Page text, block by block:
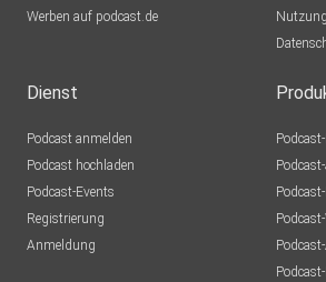
Werben auf podcast.de
Dienst
Podcast anmelden
Podcast hochladen
Podcast-Events
Registrierung
Anmeldung